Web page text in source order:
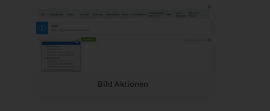
Bild Aktionen